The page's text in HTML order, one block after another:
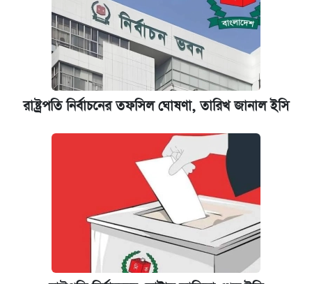
রাষ্ট্রপতি নির্বাচনের তফসিল ঘোষণা, তারিখ জানাল ইসি